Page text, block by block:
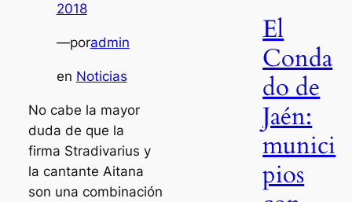
2018
—poradmin
en Noticias
No cabe la mayor
duda de que la
firma Stradivarius y
la cantante Aitana
son una combinación
El
Conda
do de
Jaén:
munici
pios